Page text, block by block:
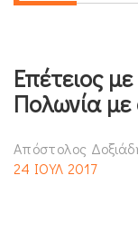
Επέτειος
Πολωνία
Απόστολος
24 ΙΟΥΛ 2017